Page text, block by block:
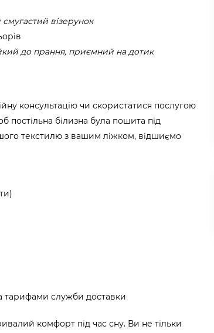
візерунок
до прання, приємний на дотик
консультацію чи скористатися послугою
постільна білизна була пошита під
текстилю з вашим ліжком, відшиємо
тарифами служби доставки
комфорт під час сну. Ви не тільки